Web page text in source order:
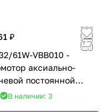
₽
61W-VBB010 -
аксиально-
постоянной
с
В наличии: 3